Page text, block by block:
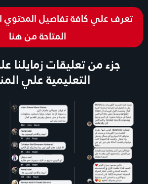
تعرف علي كافة تفاصيل المحتوي
المتاحة من هنا
جزء من تعليقات زمايلنا
التعليمية علي